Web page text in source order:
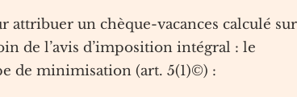
attribuer un chèque-vacances calculé
de l’avis d’imposition intégral : le
de minimisation (art. 5(1)©) :